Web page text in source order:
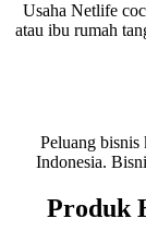
Usaha Netlife
atau ibu rumah
Peluang bisnis
Indonesia.
Produk